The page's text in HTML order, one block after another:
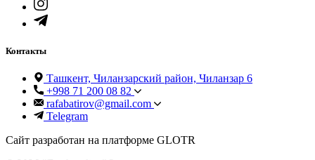
Контакты
Ташкент, Чиланзарский район, Чиланзар 6
+998 71 200 08 82
rafabatirov@gmail.com
Telegram
Сайт разработан на платформе GLOTR